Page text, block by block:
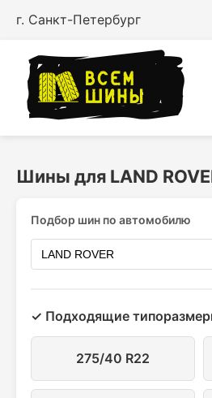
г. Санкт-Петербург
Шины для LAND
Подбор шин по автомобилю
✓ Подходящие
275/40 R22